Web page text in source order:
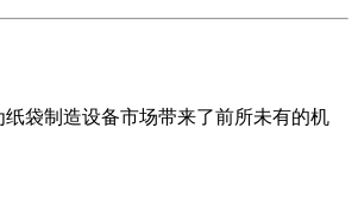
袋制造设备市场带来了前所未有的机